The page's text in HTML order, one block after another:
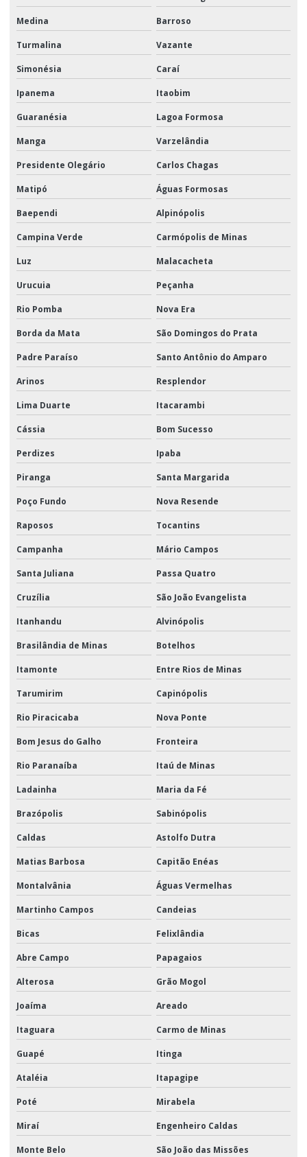
Medina Barroso
Turmalina Vazante
Simonésia Caraí
Ipanema Itaobim
Guaranésia Lagoa Formosa
Manga Varzelândia
Presidente Olegário Carlos Chagas
Matipó Águas Formosas
Baependi Alpinópolis
Campina Verde Carmópolis de Minas
Luz Malacacheta
Urucuia Peçanha
Rio Pomba Nova Era
Borda da Mata São Domingos do Prata
Padre Paraíso Santo Antônio do Amparo
Arinos Resplendor
Lima Duarte Itacarambi
Cássia Bom Sucesso
Perdizes Ipaba
Piranga Santa Margarida
Poço Fundo Nova Resende
Raposos Tocantins
Campanha Mário Campos
Santa Juliana Passa Quatro
Cruzília São João Evangelista
Itanhandu Alvinópolis
Brasilândia de Minas Botelhos
Itamonte Entre Rios de Minas
Tarumirim Capinópolis
Rio Piracicaba Nova Ponte
Bom Jesus do Galho Fronteira
Rio Paranaíba Itaú de Minas
Ladainha Maria da Fé
Brazópolis Sabinópolis
Caldas Astolfo Dutra
Matias Barbosa Capitão Enéas
Montalvânia Águas Vermelhas
Martinho Campos Candeias
Bicas Felixlândia
Abre Campo Papagaios
Alterosa Grão Mogol
Joaíma Areado
Itaguara Carmo de Minas
Guapé Itinga
Ataléia Itapagipe
Poté Mirabela
Miraí Engenheiro Caldas
Monte Belo São João das Missões